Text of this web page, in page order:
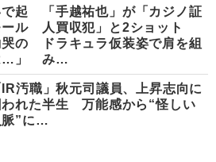
起
ル
の
」
「手越祐也」が「カジノ証
人買収犯」と2ショット
ドラキュラ仮装姿で肩を組
み…
IR汚職」秋元司議員、上昇志向に
われた半生 万能感から“怪しい
脈”に…